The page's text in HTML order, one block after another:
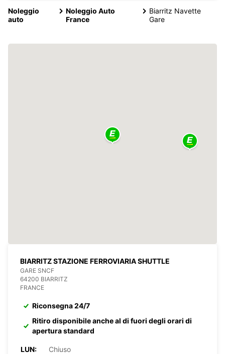
Noleggio
auto
Noleggio Auto
France
Biarritz Navette
Gare
BIARRITZ STAZIONE FERROVIARIA SHUTTLE
GARE SNCF
64200 BIARRITZ
FRANCE
Riconsegna 24/7
Ritiro disponibile anche al di fuori degli orari di
apertura standard
LUN:
Chiuso